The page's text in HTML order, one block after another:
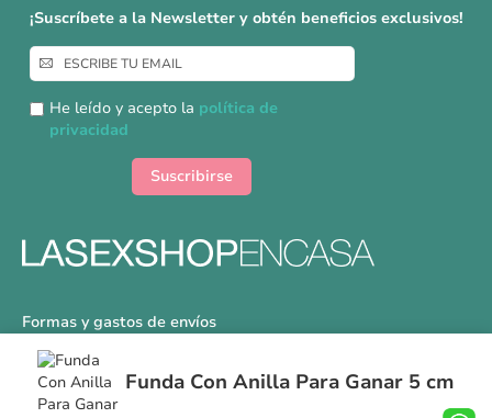
Funda Con Anilla Para Ganar 5 cm
¡Suscríbete a la Newsletter y obtén beneficios exclusivos!
Inscríbase
a
nuestro
boletín
He leído y acepto la política de
privacidad
Suscribirse
Formas y gastos de envíos
Devoluciones
Información Tallas